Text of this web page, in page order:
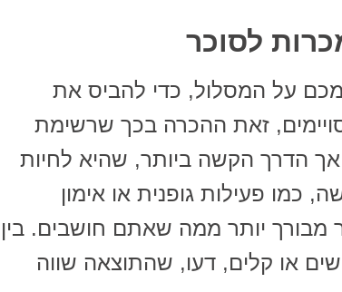
לסוכר
על המסלול, כדי להביס את
זאת ההכרה בכך שרשימת
הדרך הקשה ביותר, שהיא לחיות
פעילות גופנית או אימון
מבורך יותר ממה שאתם חושבים. בין
או קלים, דעו, שהתוצאה שווה